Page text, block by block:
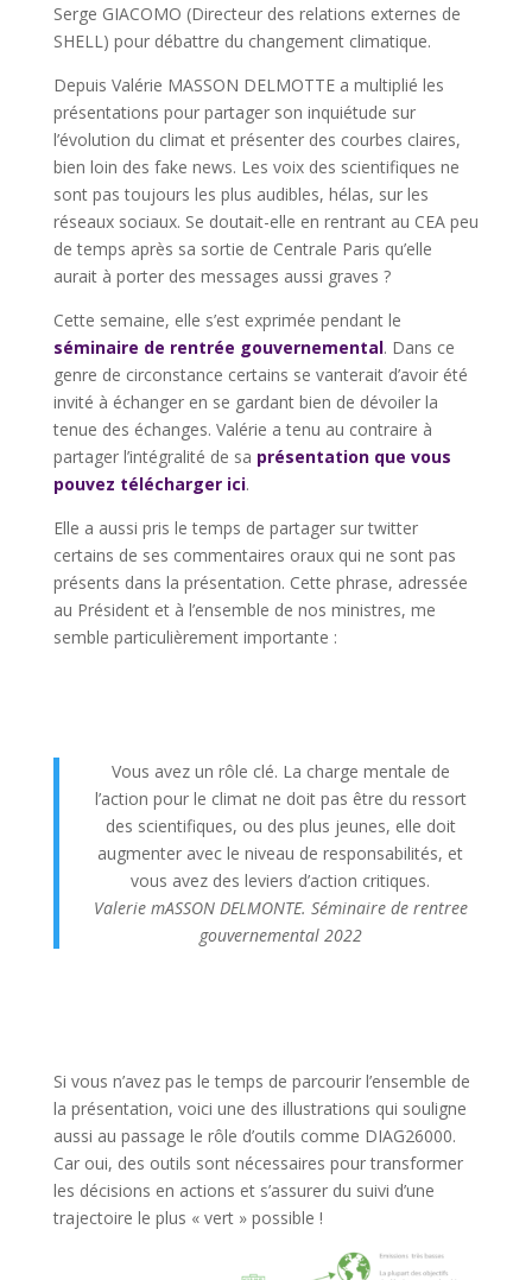
Serge GIACOMO (Directeur des relations externes de
SHELL) pour débattre du changement climatique.
Depuis Valérie MASSON DELMOTTE a multiplié les
présentations pour partager son inquiétude sur
l’évolution du climat et présenter des courbes claires,
bien loin des fake news. Les voix des scientifiques ne
sont pas toujours les plus audibles, hélas, sur les
réseaux sociaux. Se doutait-elle en rentrant au CEA peu
de temps après sa sortie de Centrale Paris qu’elle
aurait à porter des messages aussi graves ?
Cette semaine, elle s’est exprimée pendant le
séminaire de rentrée gouvernemental. Dans ce
genre de circonstance certains se vanterait d’avoir été
invité à échanger en se gardant bien de dévoiler la
tenue des échanges. Valérie a tenu au contraire à
partager l’intégralité de sa présentation que vous
pouvez télécharger ici.
Elle a aussi pris le temps de partager sur twitter
certains de ses commentaires oraux qui ne sont pas
présents dans la présentation. Cette phrase, adressée
au Président et à l’ensemble de nos ministres, me
semble particulièrement importante :
Vous avez un rôle clé. La charge mentale de
l’action pour le climat ne doit pas être du ressort
des scientifiques, ou des plus jeunes, elle doit
augmenter avec le niveau de responsabilités, et
vous avez des leviers d’action critiques.
Valerie mASSON DELMONTE. Séminaire de rentree
gouvernemental 2022
Si vous n’avez pas le temps de parcourir l’ensemble de
la présentation, voici une des illustrations qui souligne
aussi au passage le rôle d’outils comme DIAG26000.
Car oui, des outils sont nécessaires pour transformer
les décisions en actions et s’assurer du suivi d’une
trajectoire le plus « vert » possible !